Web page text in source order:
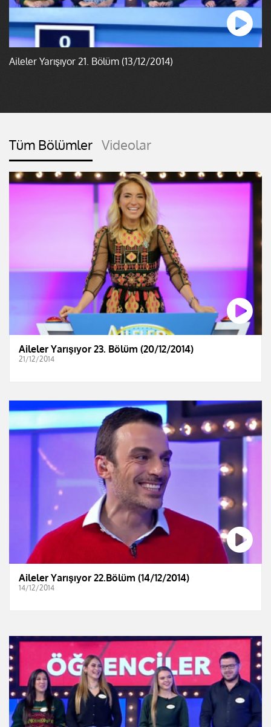
Aileler Yarışıyor 21. Bölüm (13/12/2014)
Tüm Bölümler Videolar
Aileler Yarışıyor 23. Bölüm (20/12/2014)
21/12/2014
Aileler Yarışıyor 22.Bölüm (14/12/2014)
14/12/2014